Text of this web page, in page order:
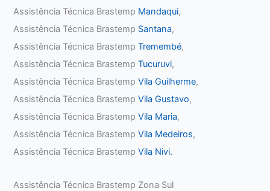
Assistência Técnica Brastemp Mandaqui,
Assistência Técnica Brastemp Santana,
Assistência Técnica BrastempTremembé,
Assistência Técnica BrastempTucuruvi,
Assistência Técnica BrastempVila Guilherme,
Assistência Técnica BrastempVila Gustavo,
Assistência Técnica BrastempVila Maria,
Assistência Técnica BrastempVila Medeiros,
Assistência Técnica BrastempVila Nivi.
Assistência Técnica Brastemp Zona Sul